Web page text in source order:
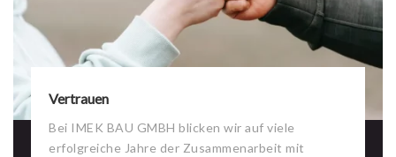
Vertrauen
Bei IMEK BAU GMBH blicken wir auf viele
erfolgreiche Jahre der Zusammenarbeit mit